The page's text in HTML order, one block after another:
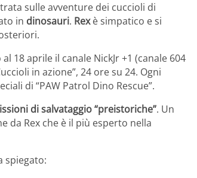
sulle avventure dei cuccioli di
in dinosauri. Rexè simpatico e si
18 aprile il canale NickJr +1 (canale 604
in azione”, 24 ore su 24. Ogni
di “PAW Patrol Dino Rescue”.
di salvataggio “preistoriche”. Un
da Rex che è il più esperto nella
spiegato: